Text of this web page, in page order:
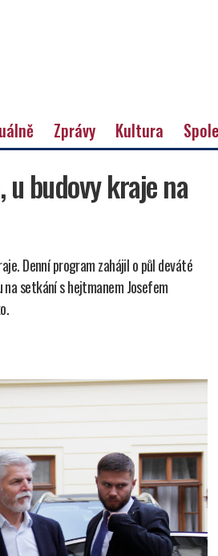
Zprávy Kultura
u budovy kraje na
Denní program zahájil o půl deváté
setkání s hejtmanem Josefem